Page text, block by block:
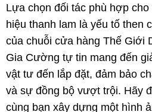
Lựa chọn đối tác phù hợp
hiệu thanh lam là yếu tố then
của chuỗi cửa hàng Thế Giới
Gia Cường tự tin mang đến
vật tư đến lắp đặt, đảm bảo
và sự đồng bộ vượt trội. Hãy
cùng bạn xây dựng một hình